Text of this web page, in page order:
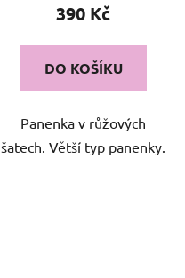
390 Kč
DO KOŠÍKU
Panenka v růžových
šatech. Větší typ panenky.